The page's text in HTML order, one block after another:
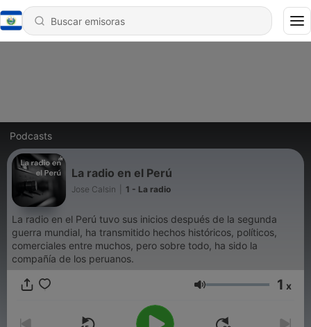
Podcasts
La radio en el Perú
Jose Calsin 1 - La radio
La radio en el Perú tuvo sus inicios después de la segunda
guerra mundial, ha transmitido hechos históricos, políticos,
comerciales entre muchos, pero sobre todo, ha sido la
compañía de los peruanos.
Volumen 1 x